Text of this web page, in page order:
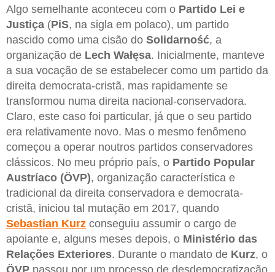
Algo semelhante aconteceu com o Partido Lei e
Justiça (PiS, na sigla em polaco), um partido
nascido como uma cisão do Solidarność, a
organização de Lech Wałęsa. Inicialmente, manteve
a sua vocação de se estabelecer como um partido da
direita democrata-cristã, mas rapidamente se
transformou numa direita nacional-conservadora.
Claro, este caso foi particular, já que o seu partido
era relativamente novo. Mas o mesmo fenômeno
começou a operar noutros partidos conservadores
clássicos. No meu próprio país, o Partido Popular
Austríaco (ÖVP), organização característica e
tradicional da direita conservadora e democrata-
cristã, iniciou tal mutação em 2017, quando
Sebastian Kurz conseguiu assumir o cargo de
apoiante e, alguns meses depois, o Ministério das
Relações Exteriores. Durante o mandato de Kurz, o
ÖVP passou por um processo de desdemocratização